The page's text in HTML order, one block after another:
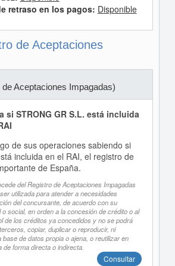
retraso en los pagos: Disponible
de Aceptaciones
Aceptaciones Impagadas)
si STRONG GR S.L. está incluida
de sus operaciones sabiendo si
incluida en el RAI, el registro de
de España.
del Registro de Aceptaciones Impagadas
utilizada para atender a necesidades
del concursante, de acuerdo con su
social, en orden a la concesión de crédito o al
de los créditos ya concedidos y no se podrá
copiar, duplicar o reproducir, ni
de datos propia o ajena, o reutilizar en
de forma directa o indirecta.
Consultar